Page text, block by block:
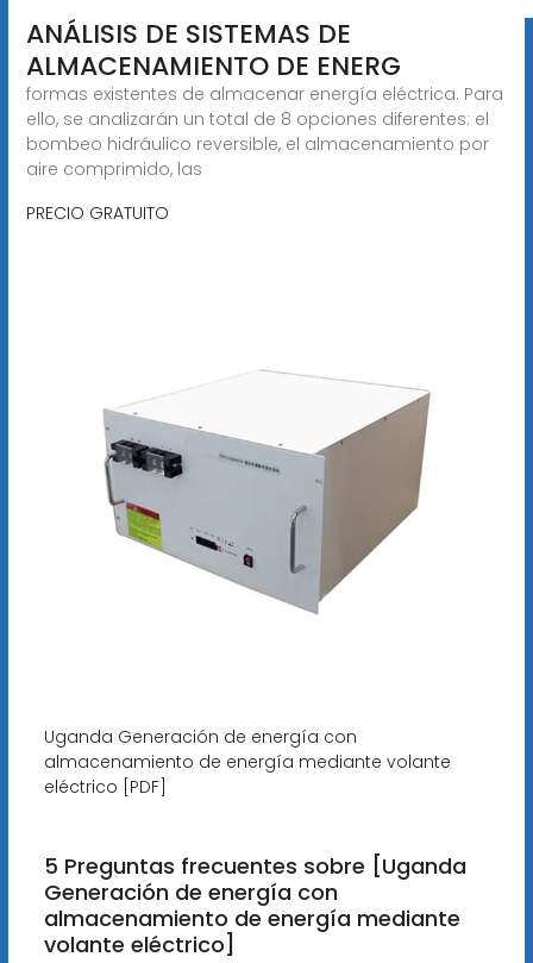
ANÁLISIS DE SISTEMAS DE
ALMACENAMIENTO DE ENERG
formas existentes de almacenar energía eléctrica. Para
ello, se analizarán un total de 8 opciones diferentes: el
bombeo hidráulico reversible, el almacenamiento por
aire comprimido, las
PRECIO GRATUITO
Uganda Generación de energía con
almacenamiento de energía mediante volante
eléctrico [PDF]
5 Preguntas frecuentes sobre [Uganda
Generación de energía con
almacenamiento de energía mediante
volante eléctrico]